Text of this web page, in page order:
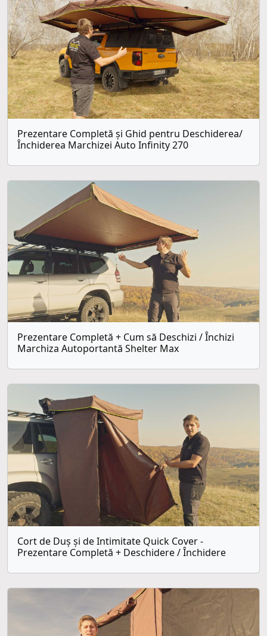
Prezentare Completă și Ghid pentru Deschiderea/
Închiderea Marchizei Auto Infinity 270
Prezentare Completă + Cum să Deschizi / Închizi
Marchiza Autoportantă Shelter Max
Cort de Duș și de Intimitate Quick Cover -
Prezentare Completă + Deschidere / Închidere